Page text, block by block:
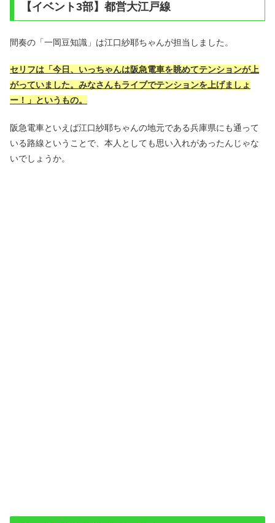
【イベント3部】都営大江戸線
間奏の「一岡豆知識」は江口紗耶ちゃんが担当しました。
セリフは「今日、いっちゃんは阪急電車を眺めてテンションが上
がっていました。みなさんもライブでテンションを上げましょ
ー！」というもの。
阪急電車といえば江口紗耶ちゃんの地元である兵庫県にも通って
いる路線ということで、本人としても思い入れがあったんじゃな
いでしょうか。